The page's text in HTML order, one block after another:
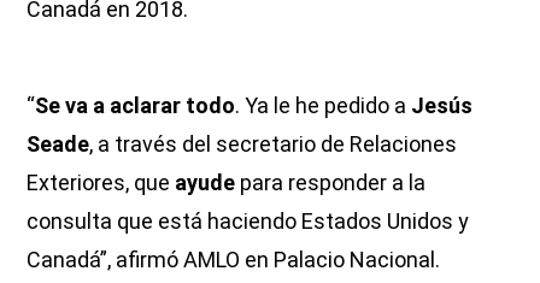
Canadá en 2018.
“Se va a aclarar todo. Ya le he pedido a Jesús
Seade, a través del secretario de Relaciones
Exteriores, que ayude para responder a la
consulta que está haciendo Estados Unidos y
Canadá”, afirmó AMLO en Palacio Nacional.